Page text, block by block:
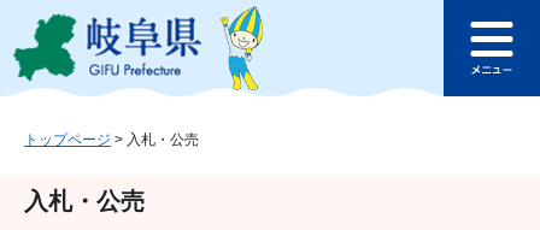
ジ
ュ
このページの本文へ
ュ
トップページ > 入札・公売
入札・公売